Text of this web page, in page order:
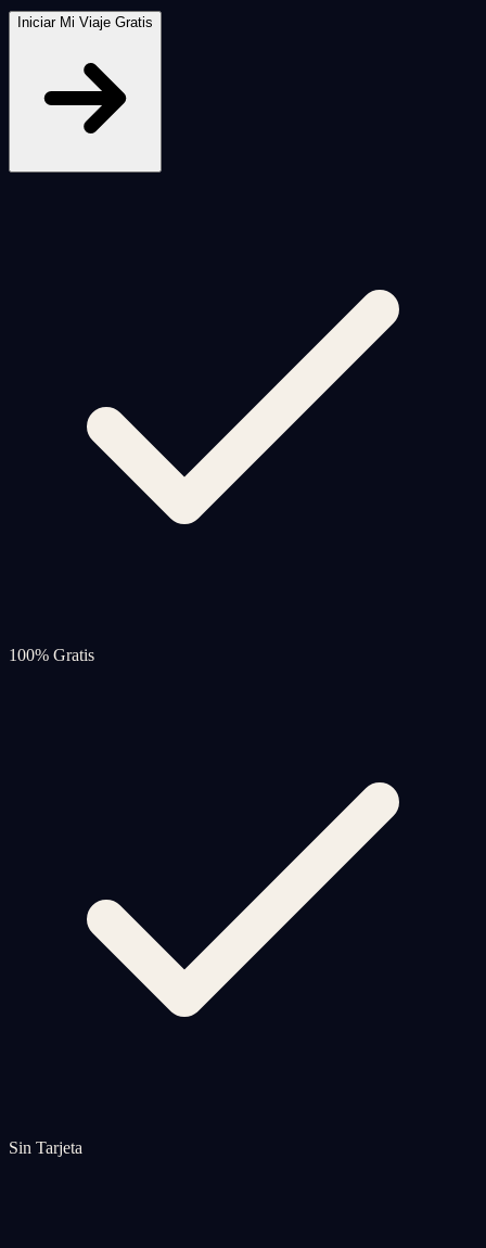
Iniciar Mi Viaje Gratis
100% Gratis
Sin Tarjeta